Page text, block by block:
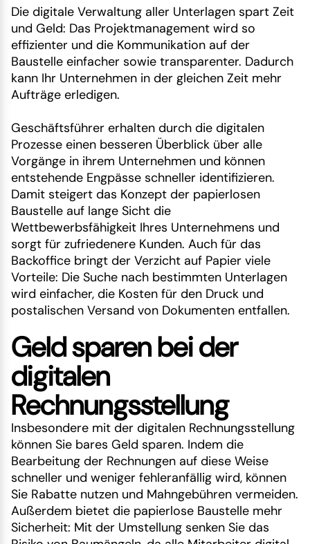
Die digitale Verwaltung aller Unterlagen spart Zeit
und Geld: Das Projektmanagement wird so
effizienter und die Kommunikation auf der
Baustelle einfacher sowie transparenter. Dadurch
kann Ihr Unternehmen in der gleichen Zeit mehr
Aufträge erledigen.
Geschäftsführer erhalten durch die digitalen
Prozesse einen besseren Überblick über alle
Vorgänge in ihrem Unternehmen und können
entstehende Engpässe schneller identifizieren.
Damit steigert das Konzept der papierlosen
Baustelle auf lange Sicht die
Wettbewerbsfähigkeit Ihres Unternehmens und
sorgt für zufriedenere Kunden. Auch für das
Backoffice bringt der Verzicht auf Papier viele
Vorteile: Die Suche nach bestimmten Unterlagen
wird einfacher, die Kosten für den Druck und
postalischen Versand von Dokumenten entfallen.
Geld sparen bei der
digitalen
Rechnungsstellung
Insbesondere mit der digitalen Rechnungsstellung
können Sie bares Geld sparen. Indem die
Bearbeitung der Rechnungen auf diese Weise
schneller und weniger fehleranfällig wird, können
Sie Rabatte nutzen und Mahngebühren vermeiden.
Außerdem bietet die papierlose Baustelle mehr
Sicherheit: Mit der Umstellung senken Sie das